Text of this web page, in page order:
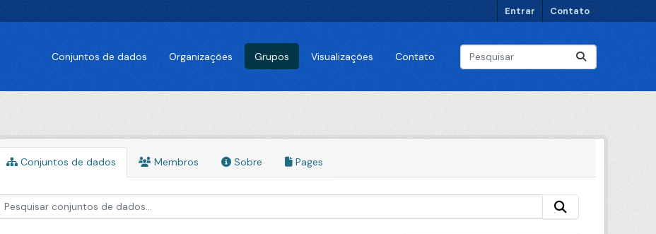
Entrar Contato
Conjuntos de dados Organizações Grupos Visualizações Contato
Conjuntos de dados Membros Sobre Pages